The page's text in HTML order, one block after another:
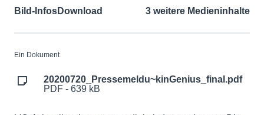
Bild-InfosDownload 3 weitere Medieninhalte
Ein Dokument
20200720_Pressemeldu~kinGenius_final.pdf
PDF - 639 kB